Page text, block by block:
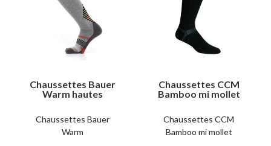
Chaussettes Bauer
Warm hautes
Chaussettes Bauer
Warm
Chaussettes CCM
Bamboo mi mollet
Chaussettes CCM
Bamboo mi mollet